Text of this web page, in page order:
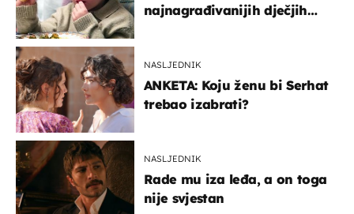
najnagrađivanijih dječjih
NASLJEDNIK
ANKETA: Koju ženu bi Serhat
trebao izabrati?
NASLJEDNIK
Rade mu iza leđa, a on toga
nije svjestan